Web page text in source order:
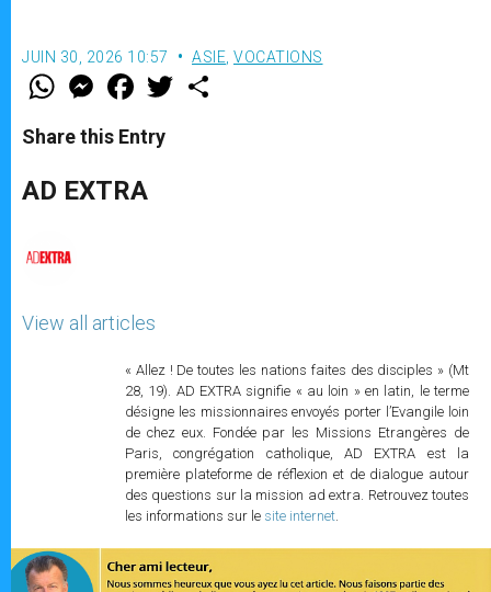
JUIN 30, 2026 10:57 ASIE VOCATIONS
W
t
s
p
p
M
e
s
e
g
e
F
a
e
b
o
k
w
Share this Entry
AD EXTRA
View all articles
« Allez ! De toutes les nations faites des disciples » (Mt
28, 19). AD EXTRA signifie « au loin » en latin, le terme
désigne les missionnaires envoyés porter l’Evangile loin
de chez eux. Fondée par les Missions Etrangères de
Paris, congrégation catholique, AD EXTRA est la
première plateforme de réflexion et de dialogue autour
des questions sur la mission ad extra. Retrouvez toutes
les informations sur le site internet.